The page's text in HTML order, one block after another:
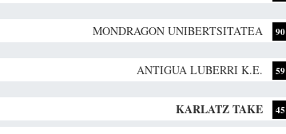
MONDRAGON UNIBERTSITATEA 90
ANTIGUA LUBERRI K.E. 59
KARLATZ TAKE 45